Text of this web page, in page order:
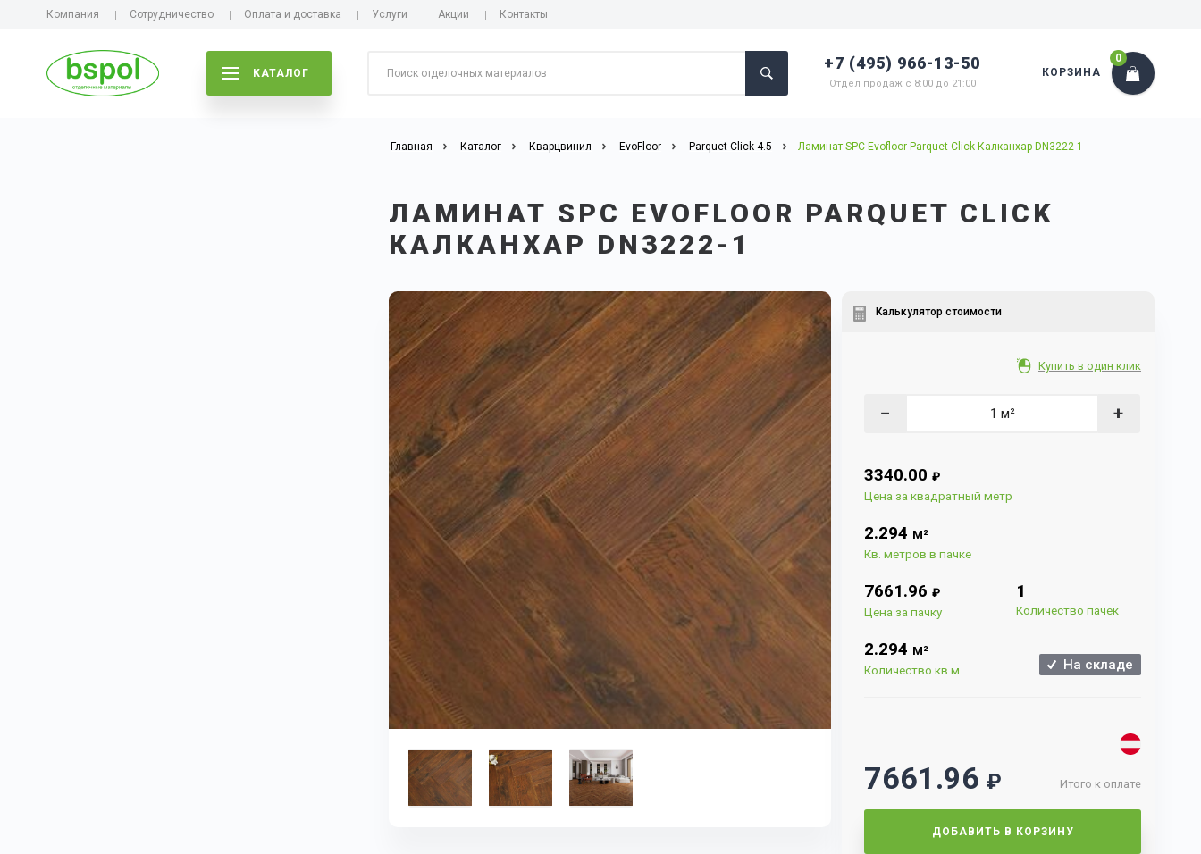
Компания Сотрудничество Оплата и доставка Услуги Акции Контакты
КАТАЛОГ
+7 (495) 966-13-50
Отдел продаж с 8:00 до 21:00
КОРЗИНА
0
Главная Каталог Кварцвинил EvoFloor Parquet Click 4.5 Ламинат SPC Evofloor Parquet Click Калканхар DN3222-1
ЛАМИНАТ SPC EVOFLOOR PARQUET CLICK
КАЛКАНХАР DN3222-1
Калькулятор стоимости
Купить в один клик
− +
3340.00 ₽
Цена за квадратный метр
2.294 М²
Кв. метров в пачке
7661.96 ₽
Цена за пачку
1
Количество пачек
2.294 М²
Количество кв.м. На складе
Итого к оплате
7661.96 ₽
ДОБАВИТЬ В КОРЗИНУ